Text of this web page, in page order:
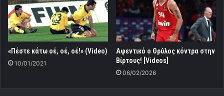
«Πέστε κάτω οέ, οέ, οέ!» (Video)
10/01/2021
Αφεντικό ο Θρύλος κόντρα στην
Βίρτους! [Videos]
06/02/2026